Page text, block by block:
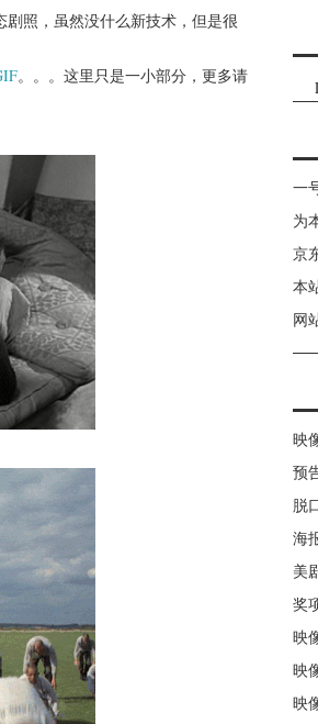
剧照，虽然没什么新技术，但是很
。。。这里只是一小部分，更多请
一
为
京
本
网
映
预
脱
海
美
奖
映
映
映